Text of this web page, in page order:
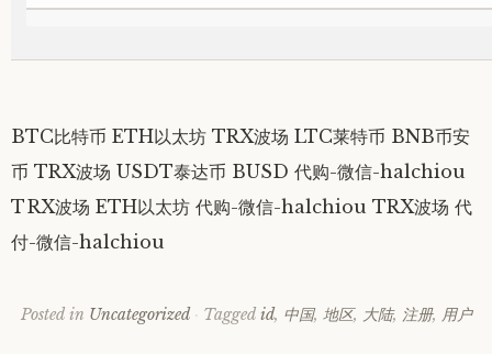
BTC比特币 ETH以太坊 TRX波场 LTC莱特币 BNB币安
币 TRX波场 USDT泰达币 BUSD 代购-微信-halchiou
TRX波场 ETH以太坊 代购-微信-halchiou TRX波场 代
付-微信-halchiou
Posted in Uncategorized Tagged id, 中国, 地区, 大陆, 注册, 用户